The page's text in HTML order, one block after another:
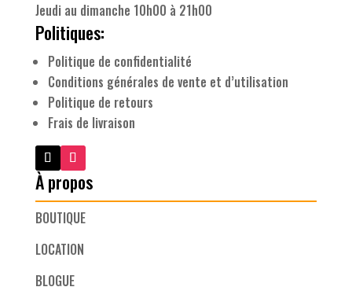
Jeudi au dimanche 10h00 à 21h00
Politiques:
Politique de confidentialité
Conditions générales de vente et d’utilisation
Politique de retours
Frais de livraison
À propos
BOUTIQUE
LOCATION
BLOGUE